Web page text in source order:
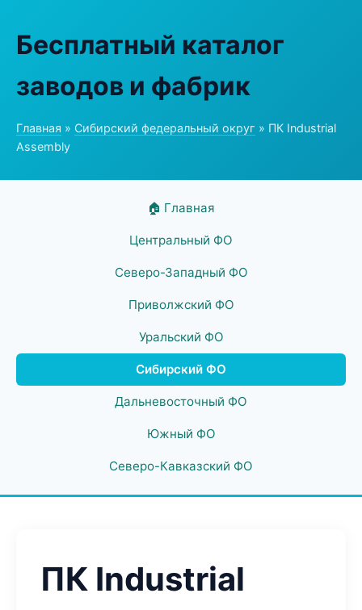
Бесплатный каталог
заводов и фабрик
Главная » Сибирский федеральный округ » ПК Industrial
Assembly
🏠 Главная
Центральный ФО
Северо-Западный ФО
Приволжский ФО
Уральский ФО
Сибирский ФО
Дальневосточный ФО
Южный ФО
Северо-Кавказский ФО
ПК Industrial